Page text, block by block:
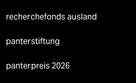
recherchefonds ausland
panterstiftung
panterpreis 2026